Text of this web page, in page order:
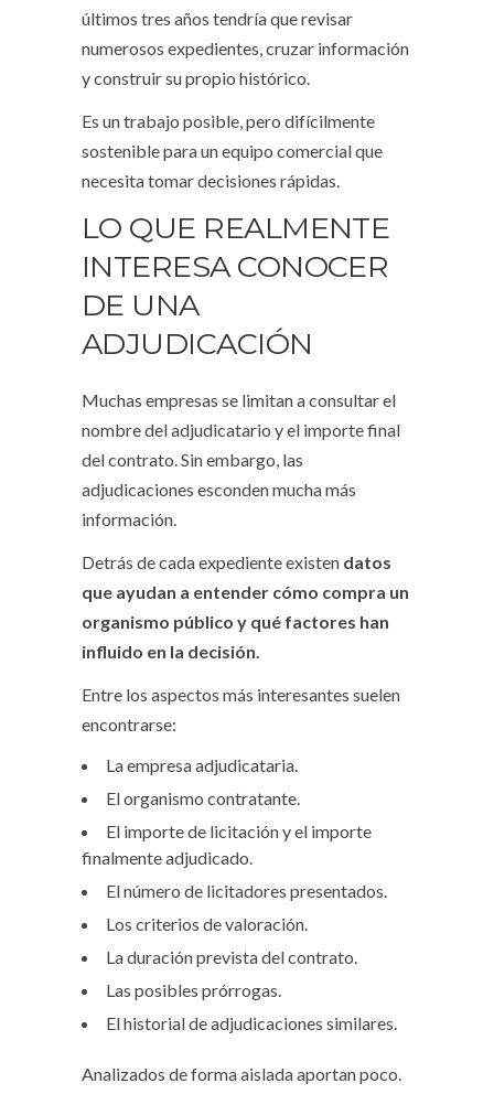
últimos tres años tendría que revisar
numerosos expedientes, cruzar información
y construir su propio histórico.
Es un trabajo posible, pero difícilmente
sostenible para un equipo comercial que
necesita tomar decisiones rápidas.
LO QUE REALMENTE
INTERESA CONOCER
DE UNA
ADJUDICACIÓN
Muchas empresas se limitan a consultar el
nombre del adjudicatario y el importe final
del contrato. Sin embargo, las
adjudicaciones esconden mucha más
información.
Detrás de cada expediente existen datos
que ayudan a entender cómo compra un
organismo público y qué factores han
influido en la decisión.
Entre los aspectos más interesantes suelen
encontrarse:
La empresa adjudicataria.
El organismo contratante.
El importe de licitación y el importe
finalmente adjudicado.
El número de licitadores presentados.
Los criterios de valoración.
La duración prevista del contrato.
Las posibles prórrogas.
El historial de adjudicaciones similares.
Analizados de forma aislada aportan poco.